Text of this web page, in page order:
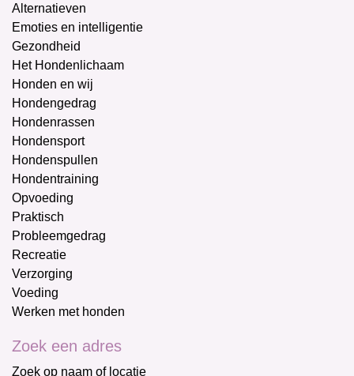
Alternatieven
Emoties en intelligentie
Gezondheid
Het Hondenlichaam
Honden en wij
Hondengedrag
Hondenrassen
Hondensport
Hondenspullen
Hondentraining
Opvoeding
Praktisch
Probleemgedrag
Recreatie
Verzorging
Voeding
Werken met honden
Zoek een adres
Zoek op naam of locatie